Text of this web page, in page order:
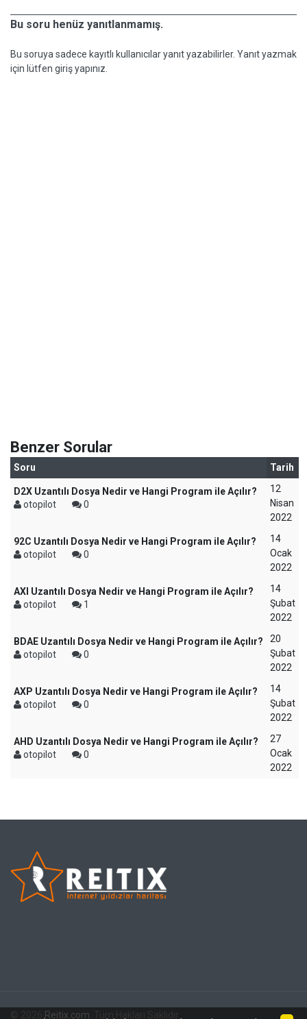
Bu soru henüz yanıtlanmamış.
Bu soruya sadece kayıtlı kullanıcılar yanıt yazabilirler. Yanıt yazmak
için lütfen giriş yapınız.
Benzer Sorular
Soru Tarih
D2X Uzantılı Dosya Nedir ve Hangi Program ile Açılır?
otopilot
0
12
Nisan
2022
92C Uzantılı Dosya Nedir ve Hangi Program ile Açılır?
otopilot
0
14
Ocak
2022
AXI Uzantılı Dosya Nedir ve Hangi Program ile Açılır?
otopilot
1
14
Şubat
2022
BDAE Uzantılı Dosya Nedir ve Hangi Program ile Açılır?
otopilot
0
20
Şubat
2022
AXP Uzantılı Dosya Nedir ve Hangi Program ile Açılır?
otopilot
0
14
Şubat
2022
AHD Uzantılı Dosya Nedir ve Hangi Program ile Açılır?
otopilot
0
27
Ocak
2022
Reitix.com